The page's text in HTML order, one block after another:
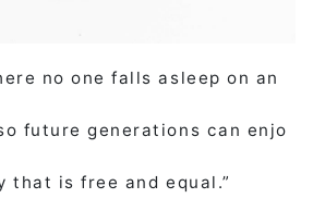
no one falls asleep on an
future generations can enjo
that is free and equal.”